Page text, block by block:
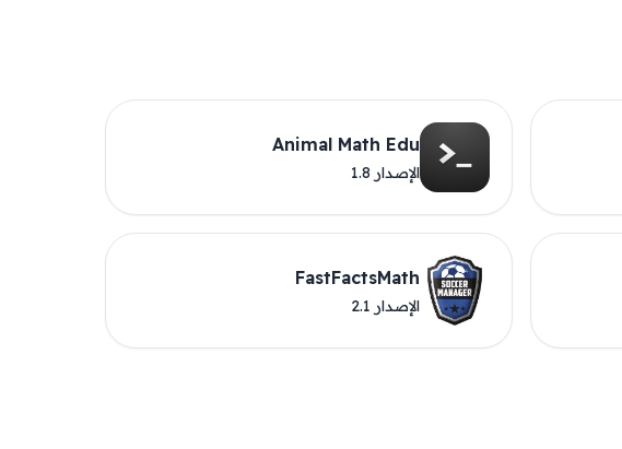
Animal Math Edu
الإصدار 1.8
FastFactsMath
الإصدار 2.1